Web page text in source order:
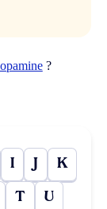
?
I J K
T U